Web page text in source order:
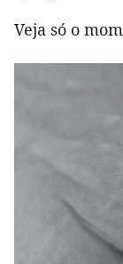
Veja só o